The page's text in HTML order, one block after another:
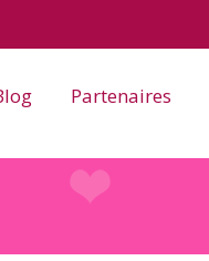
Partenaires